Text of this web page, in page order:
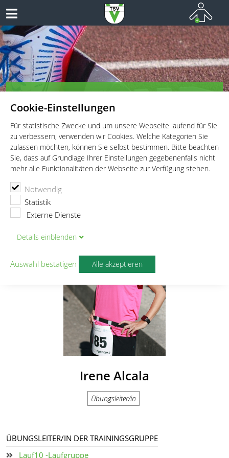
Cookie-Einstellungen
Für statistische Zwecke und um unsere Webseite laufend für Sie
zu verbessern, verwenden wir Cookies. Welche Kategorien Sie
zulassen möchten, können Sie selbst bestimmen. Bitte beachten
Sie, dass auf Grundlage Ihrer Einstellungen gegebenenfalls nicht
mehr alle Funktionalitäten der Webseite zur Verfügung stehen.
Notwendig
Statistik
Externe Dienste
Details einblenden
Auswahl bestätigen Alle akzeptieren
Leichtathletik für Wettkämpfer, Leistungssportler und
Freitzeitathleten
TSV Vaterstetten e.V.
Irene Alcala
Übungsleiter/in
ÜBUNGSLEITER/IN DER TRAININGSGRUPPE
Lauf10 -Laufgruppe